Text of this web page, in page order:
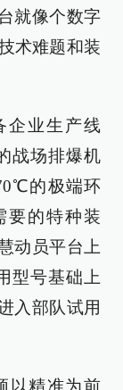
就像个数字
术难题和装
企业生产线
战场排爆机
的极端环
要的特种装
动员平台上
型号基础上
入部队试用
以精准为前